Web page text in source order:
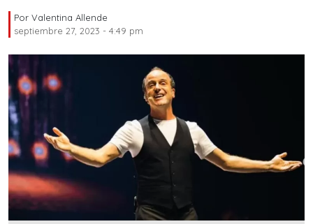
Por Valentina Allende
septiembre 27, 2023 - 4:49 pm